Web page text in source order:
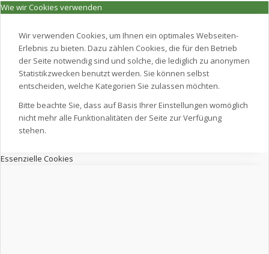
Wie wir Cookies verwenden
Wir verwenden Cookies, um Ihnen ein optimales Webseiten-
Erlebnis zu bieten. Dazu zählen Cookies, die für den Betrieb
der Seite notwendig sind und solche, die lediglich zu anonymen
Statistikzwecken benutzt werden. Sie können selbst
entscheiden, welche Kategorien Sie zulassen möchten.
Bitte beachte Sie, dass auf Basis Ihrer Einstellungen womöglich
nicht mehr alle Funktionalitäten der Seite zur Verfügung
stehen.
Essenzielle Cookies